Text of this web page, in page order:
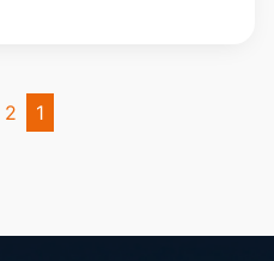
1
2